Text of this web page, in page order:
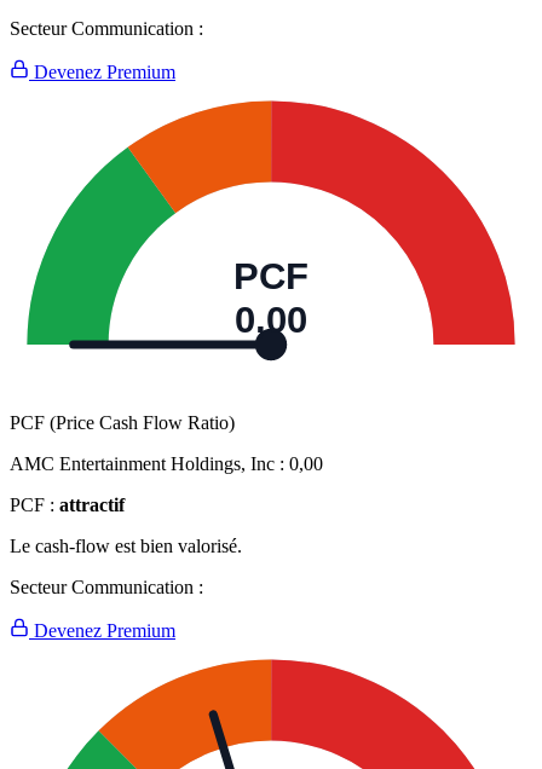
Secteur Communication :
Devenez Premium
PCF
0,00
PCF (Price Cash Flow Ratio)
AMC Entertainment Holdings, Inc : 0,00
PCF : attractif
Le cash-flow est bien valorisé.
Secteur Communication :
Devenez Premium